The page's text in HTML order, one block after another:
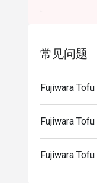
常见问题
Fujiwara
Fujiwara
Fujiwara